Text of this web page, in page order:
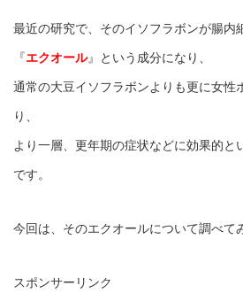
最近の研究で、そのイソフラボンが腸内
『エクオール』という成分になり、
通常の大豆イソフラボンよりも更に女性
り、
より一層、更年期の症状などに効果的と
です。
今回は、そのエクオールについて調べて
スポンサーリンク